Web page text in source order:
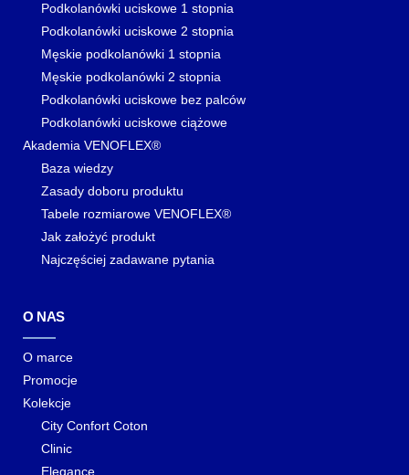
Podkolanówki uciskowe 1 stopnia
Podkolanówki uciskowe 2 stopnia
Męskie podkolanówki 1 stopnia
Męskie podkolanówki 2 stopnia
Podkolanówki uciskowe bez palców
Podkolanówki uciskowe ciążowe
Akademia VENOFLEX®
Baza wiedzy
Zasady doboru produktu
Tabele rozmiarowe VENOFLEX®
Jak założyć produkt
Najczęściej zadawane pytania
O NAS
O marce
Promocje
Kolekcje
City Confort Coton
Clinic
Elegance